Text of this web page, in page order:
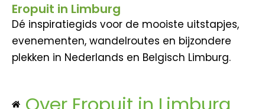
Eropuit in Limburg
Dé inspiratiegids voor de mooiste uitstapjes,
evenementen, wandelroutes en bijzondere
plekken in Nederlands en Belgisch Limburg.